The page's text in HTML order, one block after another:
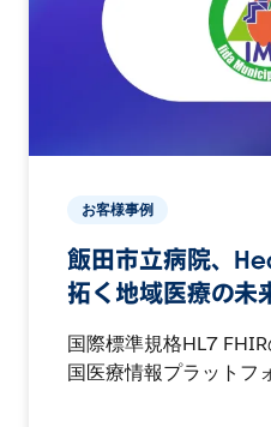
お客様事例
飯田市立病院、
拓く地域医療の未
国際標準規格HL7
国医療情報プラットフ